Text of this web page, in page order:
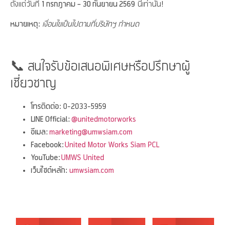
ตั้งแต่วันที่ 1 กรกฎาคม – 30 กันยายน 2569 นี้เท่านั้น!
หมายเหตุ: เงื่อนไขเป็นไปตามที่บริษัทฯ กำหนด
📞 สนใจรับข้อเสนอพิเศษหรือปรึกษาผู้
เชี่ยวชาญ
โทรติดต่อ: 0-2033-5959
LINE Official: @unitedmotorworks
อีเมล: marketing@umwsiam.com
Facebook:United Motor Works Siam PCL
YouTube:UMWS United
เว็บไซต์หลัก: umwsiam.com